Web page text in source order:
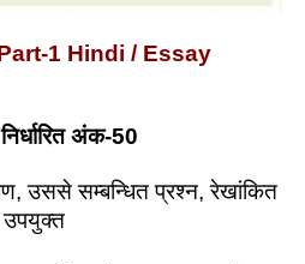
1 Hindi / Essay
अंक-50
उससे सम्बन्धित प्रश्न, रेखांकित
उपयुक्त